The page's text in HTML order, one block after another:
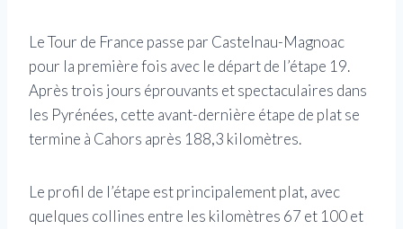
Le Tour de France passe par Castelnau-Magnoac
pour la première fois avec le départ de l’étape 19.
Après trois jours éprouvants et spectaculaires dans
les Pyrénées, cette avant-dernière étape de plat se
termine à Cahors après 188,3 kilomètres.
Le profil de l’étape est principalement plat, avec
quelques collines entre les kilomètres 67 et 100 et